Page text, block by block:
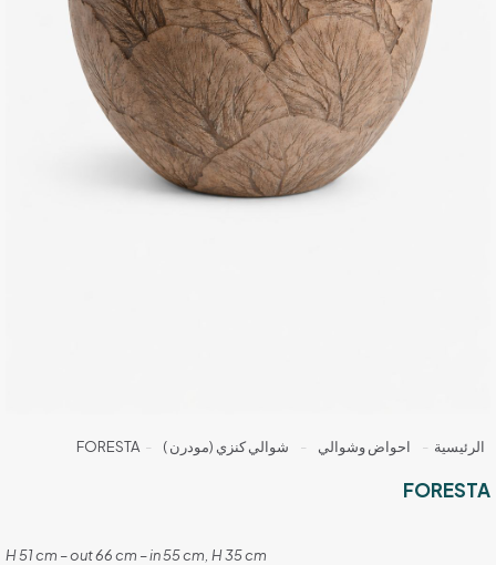
الرئيسية - احواض وشوالي - شوالي كنزي (مودرن ) -
FORESTA
FORESTA
H 51 cm – out 66 cm – in 55 cm, H 35 cm